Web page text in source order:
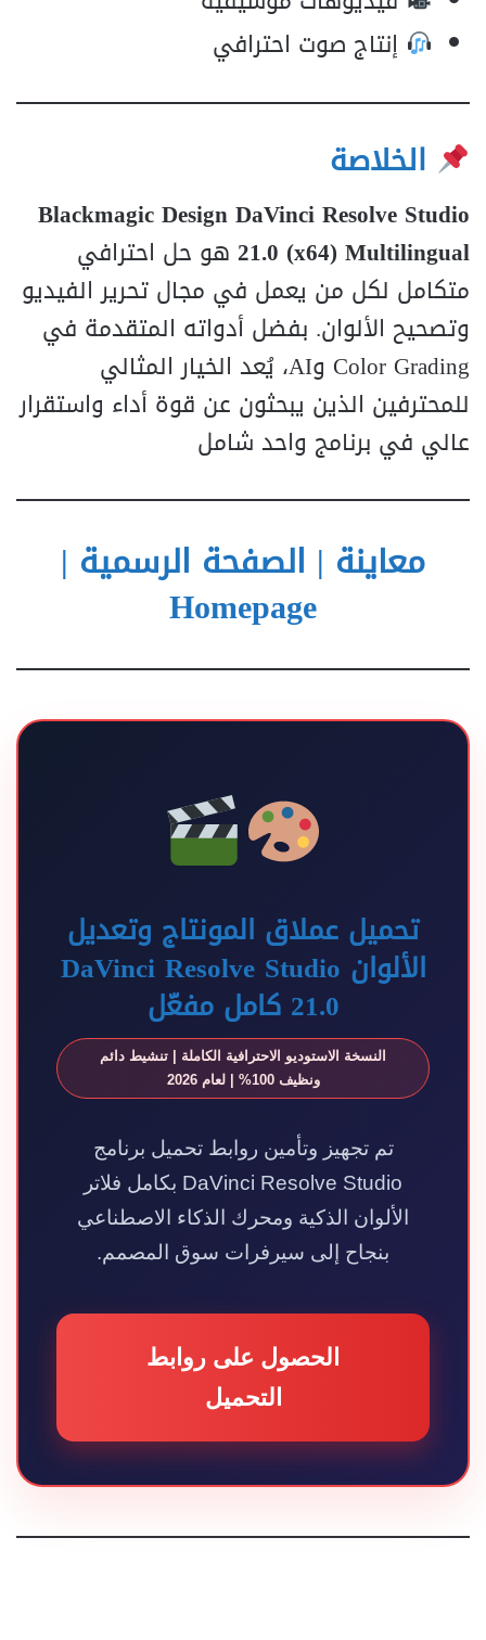
إنتاج صوت احترافي
الخلاصة
Blackmagic Design DaVinci Resolve Studio
21.0 (x64) Multilingual هو حل احترافي
متكامل لكل من يعمل في مجال تحرير الفيديو
وتصحيح الألوان. بفضل أدواته المتقدمة في
Color Grading وAI، يُعد الخيار المثالي
للمحترفين الذين يبحثون عن قوة أداء واستقرار
عالي في برنامج واحد شامل
معاينة | الصفحة الرسمية |
Homepage
تحميل عملاق المونتاج وتعديل
الألوان DaVinci Resolve Studio
21.0 كامل مفعّل
النسخة الاستوديو الاحترافية الكاملة | تنشيط دائم
ونظيف 100% | لعام 2026
تم تجهيز وتأمين روابط تحميل برنامج
DaVinci Resolve Studio بكامل فلاتر
الألوان الذكية ومحرك الذكاء الاصطناعي
بنجاح إلى سيرفرات سوق المصمم.
الحصول على روابط
التحميل